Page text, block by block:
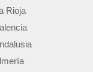
Rioja